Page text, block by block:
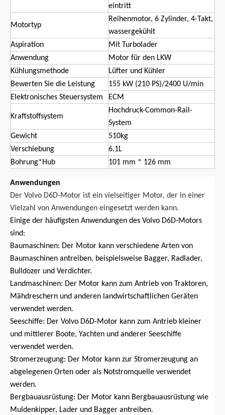
eintritt
Motortyp
Reihenmotor, 6 Zylinder, 4-Takt,
wassergekühlt
Aspiration
Mit Turbolader
Anwendung
Motor für den LKW
Kühlungsmethode
Lüfter und Kühler
Bewerten Sie die Leistung
155 kW (210 PS)/2400 U/min
Elektronisches Steuersystem
ECM
Kraftstoffsystem
Hochdruck-Common-Rail-
System
Gewicht
510kg
Verschiebung
6.1L
Bohrung*Hub
101 mm * 126 mm
Anwendungen
Der Volvo D6D-Motor ist ein vielseitiger Motor, der in einer
Vielzahl von Anwendungen eingesetzt werden kann.
Einige der häufigsten Anwendungen des Volvo D6D-Motors
sind:
Baumaschinen: Der Motor kann verschiedene Arten von
Baumaschinen antreiben, beispielsweise Bagger, Radlader,
Bulldozer und Verdichter.
Landmaschinen: Der Motor kann zum Antrieb von Traktoren,
Mähdreschern und anderen landwirtschaftlichen Geräten
verwendet werden.
Seeschiffe: Der Volvo D6D-Motor kann zum Antrieb kleiner
und mittlerer Boote, Yachten und anderer Seeschiffe
verwendet werden.
Stromerzeugung: Der Motor kann zur Stromerzeugung an
abgelegenen Orten oder als Notstromquelle verwendet
werden.
Bergbauausrüstung: Der Motor kann Bergbauausrüstung wie
Muldenkipper, Lader und Bagger antreiben.